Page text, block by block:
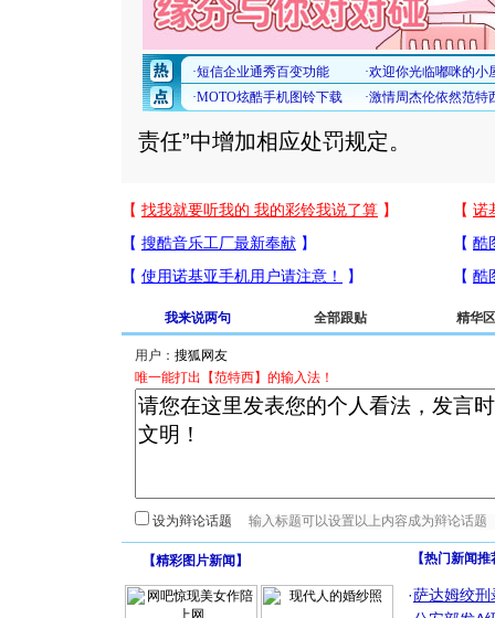
责任”中增加相应处罚规定。
我来说两句 全部跟贴 精华区
用户：
唯一能打出【范特西】的输入法！
设为辩论话题
【精彩图片新闻 】 【热门新闻
·萨达姆绞刑